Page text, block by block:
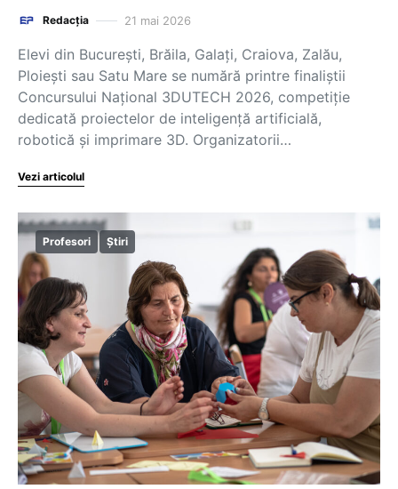
Redacția 21 mai 2026
Elevi din București, Brăila, Galați, Craiova, Zalău,
Ploiești sau Satu Mare se numără printre finaliștii
Concursului Național 3DUTECH 2026, competiție
dedicată proiectelor de inteligență artificială,
robotică și imprimare 3D. Organizatorii…
Vezi articolul
Profesori Știri